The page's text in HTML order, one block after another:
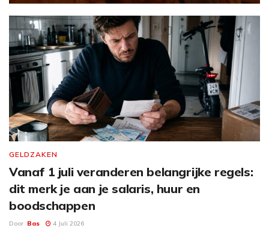
GELDZAKEN
Vanaf 1 juli veranderen belangrijke regels:
dit merk je aan je salaris, huur en
boodschappen
Door Bas 4 Juli 2026